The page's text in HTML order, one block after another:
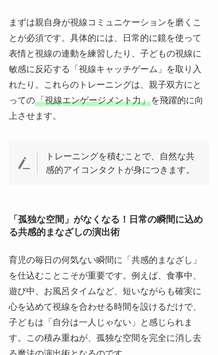
まずは親自身が視線コミュニケーションを磨くこ
とが必須です。具体的には、日常的に鏡を使って
表情と視線の連動を練習したり、子どもの視線に
敏感に反応する「視線キャッチゲーム」を取り入
れたり。これらのトレーニングは、親子双方にと
っての「視線エンゲージメント力」を飛躍的に向
上させます。
トレーニングを積むことで、自然な共
感的アイコンタクトが身につきます。
「孤独な空間」がなくなる！日常の瞬間に込め
る共感的まなざしの演出術
育児の毎日の何気ない瞬間に「共感的まなざし」
を仕込むことこそが重要です。例えば、食事中、
遊び中、お風呂タイムなど、短いながらも確実に
心を込めて視線を合わせる時間を設けるだけで、
子どもは「自分は一人じゃない」と感じられま
す。この積み重ねが、孤独な空間を完全に消し去